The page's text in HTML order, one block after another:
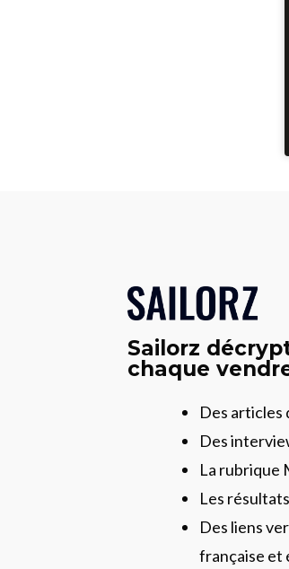
Sailorz
chaque
Des articles
Des
La rubrique
Les
Des liens
française et